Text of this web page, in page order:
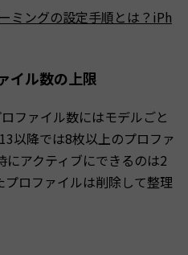
ミングの設定手順とは？iPh
イル数の上限
ファイル数にはモデルごと
以降では8枚以上のプロファ
アクティブにできるのは2
ロファイルは削除して整理